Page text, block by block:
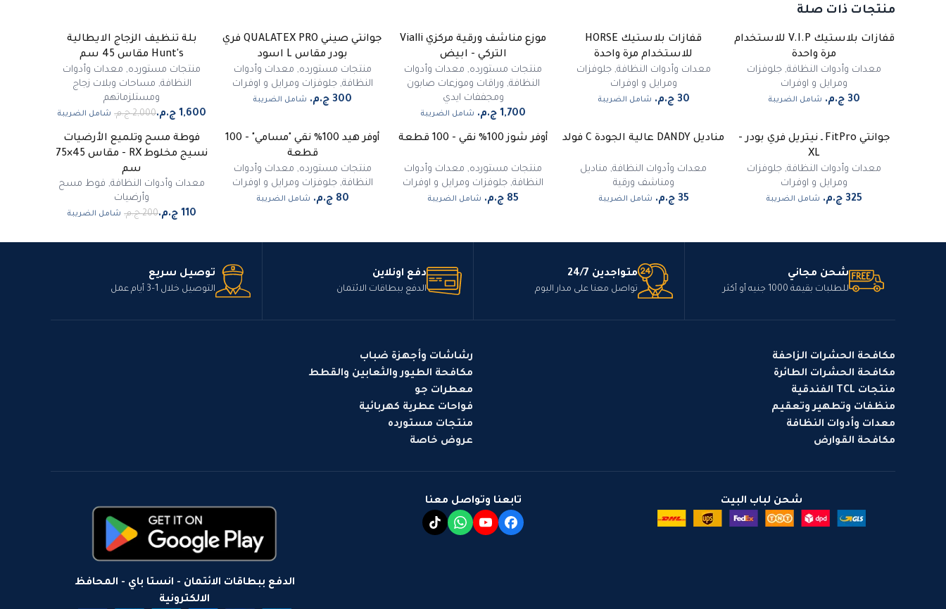
منتجات ذات صلة
قفازات بلاستيك V.I.P للاستخدام
مرة واحدة
معدات وأدوات النظافة, جلوفزات
ومرايل و اوفرات
شامل الضريبة
قفازات بلاستيك HORSE
للاستخدام مرة واحدة
معدات وأدوات النظافة,جلوفزات
ومرايل و اوفرات
شامل الضريبة
موزع مناشف ورقية مركزي Vialli
التركي - ابيض
منتجات مستورده, معدات وأدوات
النظافة, وراقات وموزعات صابون
ومجففات ايدي
شامل الضريبة
جوانتي صيني QUALATEX PRO فري
بودر مقاس L اسود
منتجات مستورده, معدات وأدوات
النظافة,جلوفزات ومرايل و اوفرات
شامل الضريبة
20
بلة تنظيف الزجاج الايطالية
Hunt's مقاس 45 سم
منتجات مستورده, معدات وأدوات
النظافة, مساحات وبلات زجاج
ومستلزماتهم
شامل الضريبة
جوانتي FitPro ـ نيتريل فري بودر -
XL
معدات وأدوات النظافة, جلوفزات
ومرايل و اوفرات
شامل الضريبة
مناديل DANDY عالية الجودة C فولد
معدات وأدوات النظافة, مناديل
ومناشف ورقية
شامل الضريبة
أوفر شوز 100% نقي - 100 قطعة
منتجات مستورده, معدات وأدوات
النظافة, جلوفزات ومرايل و اوفرات
شامل الضريبة
أوفر هيد 100% نقي "مسامي" - 100
قطعة
منتجات مستورده, معدات وأدوات
النظافة,جلوفزات ومرايل و اوفرات
شامل الضريبة
45
مميز
فوطة مسح وتلميع الأرضيات
نسيج مخلوط RX - مقاس 45×75
سم
معدات وأدوات النظافة, فوط مسح
وأرضيات
شامل الضريبة
شحن مجاني
للطلبات بقيمة 1000 جنيه أو أكثر
متواجدين 24/7
تواصل معنا على مدار اليوم
دفع اونلاين
الدفع ببطاقات الائتمان
توصيل سريع
التوصيل خلال 1–3 أيام عمل
مكافحة الحشرات الزاحفة
مكافحة الحشرات الطائرة
منتجات TCL الفندقية
منظفات وتطهير وتعقيم
معدات وأدوات النظافة
مكافحة القوارض
رشاشات وأجهزة ضباب
مكافحة الطيور والثعابين والقطط
معطرات جو
فواحات عطرية كهربائية
منتجات مستورده
عروض خاصة
شحن لباب البيت تابعنا وتواصل معنا
الدفع ببطاقات الائتمان - انستا باي - المحافظ
الالكترونية